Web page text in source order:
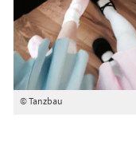
© Tanzbau